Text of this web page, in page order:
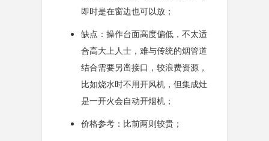
即时是在窗边也可以放；
缺点：操作台面高度偏低，不太适
合高大上人士，难与传统的烟管道
结合需要另凿接口，较浪费资源，
比如烧水时不用开风机，但集成灶
是一开火会自动开烟机；
价格参考：比前两则较贵；